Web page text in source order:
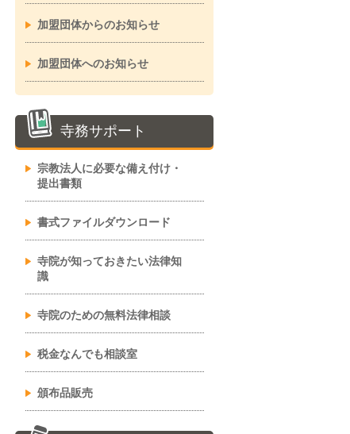
加盟団体からのお知らせ
加盟団体へのお知らせ
寺務サポート
宗教法人に必要な備え付け・
提出書類
書式ファイルダウンロード
寺院が知っておきたい法律知
識
寺院のための無料法律相談
税金なんでも相談室
頒布品販売